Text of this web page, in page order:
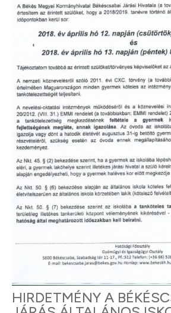
HIRDETMÉNY A